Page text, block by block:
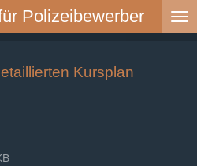
Polizeibewerber
Kursplan